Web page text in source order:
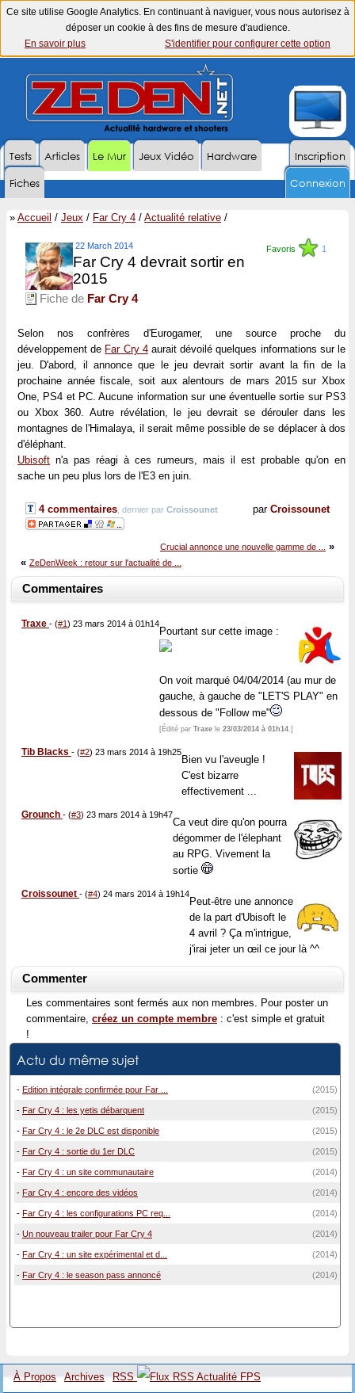
Ce site utilise Google Analytics. En continuant à naviguer, vous nous autorisez à
déposer un cookie à des fins de mesure d'audience.
En savoir plus
S'identifier pour configurer cette option
Inscription
Tests Articles Le Mur Jeux Vidéo
Hardware
Fiches
Connexion
» Accueil / Jeux / Far Cry 4 / Actualité relative /
1
Favoris
22 March 2014
Far Cry 4 devrait sortir en
2015
Fiche de Far Cry 4
Selon nos confrères d'Eurogamer, une source proche du
développement de Far Cry 4aurait dévoilé quelques informations sur le
jeu. D'abord, il annonce que le jeu devrait sortir avant la fin de la
prochaine année fiscale, soit aux alentours de mars 2015 sur Xbox
One, PS4 et PC. Aucune information sur une éventuelle sortie sur PS3
ou Xbox 360. Autre révélation, le jeu devrait se dérouler dans les
montagnes de l'Himalaya, il serait même possible de se déplacer à dos
d'éléphant.
Ubisoft n'a pas réagi à ces rumeurs, mais il est probable qu'on en
sache un peu plus lors de l'E3 en juin.
par Croissounet
4 commentaires , dernier par Croissounet
Crucial annonce une nouvelle gamme de ...
»
« ZeDenWeek : retour sur l'actualité de ...
Commentaires
Traxe - (#1) 23 mars 2014 à 01h14
Pourtant sur cette image :
On voit marqué 04/04/2014 (au mur de
gauche, à gauche de "LET'S PLAY" en
dessous de "Follow me"
[Édité par Traxe le 23/03/2014 à 01h14.]
Tib Blacks - (#2) 23 mars 2014 à 19h25
Bien vu l'aveugle !
C'est bizarre
effectivement ...
Grounch - (#3) 23 mars 2014 à 19h47
Ca veut dire qu'on pourra
dégommer de l'élephant
au RPG. Vivement la
sortie
Croissounet - (#4) 24 mars 2014 à 19h14
Peut-être une annonce
de la part d'Ubisoft le
4 avril ? Ça m'intrigue,
j'irai jeter un œil ce jour là ^^
Commenter
Les commentaires sont fermés aux non membres. Pour poster un
commentaire, créez un compte membre : c'est simple et gratuit
!
Actu du même sujet
- Edition intégrale confirmée pour Far ... (2015)
- Far Cry 4 : les yetis débarquent (2015)
- Far Cry 4 : le 2e DLC est disponible (2015)
- Far Cry 4 : sortie du 1er DLC (2015)
- Far Cry 4 : un site communautaire (2014)
- Far Cry 4 : encore des vidéos (2014)
- Far Cry 4 : les configurations PC req... (2014)
- Un nouveau trailer pour Far Cry 4 (2014)
- Far Cry 4 : un site expérimental et d... (2014)
- Far Cry 4 : le season pass annoncé (2014)
À Propos Archives RSS